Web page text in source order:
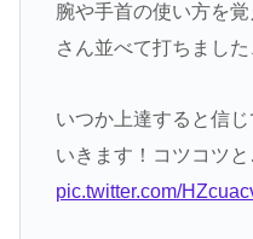
腕や手首の使い方を
さん並べて打ちまし
いつか上達すると信
いきます！コツコツ
pic.twitter.com/